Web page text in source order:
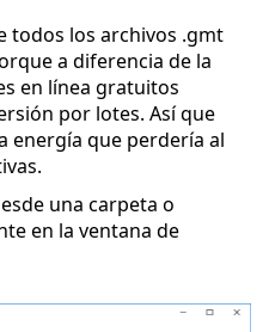
todos los archivos .gmt
a diferencia de la
en línea gratuitos
por lotes. Así que
energía que perdería al
una carpeta o
en la ventana de